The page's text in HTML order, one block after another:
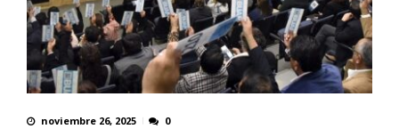
noviembre 26, 2025 0